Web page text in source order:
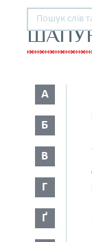
А
Б
В
Г
Ґ